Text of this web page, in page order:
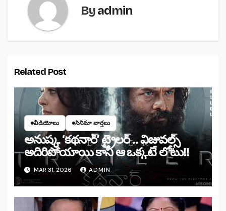
Byadmin
Related Post
వీడియోలు సినిమా వార్తలు
అనుష్క ‘కథనార్’ ట్రైలర్ .. విజువల్స్
అదిరిపోయాయి కానీ ఆ ఒక్కటే లోటు!!
MAR 31, 2026 ADMIN